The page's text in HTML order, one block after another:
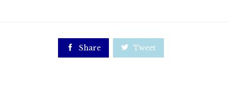
 Share  Tweet